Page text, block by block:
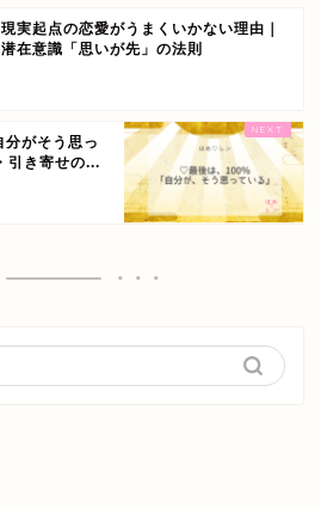
現実起点の恋愛がうまくいかない理由｜
潜在意識「思いが先」の法則
がそう思っ
引き寄せの...